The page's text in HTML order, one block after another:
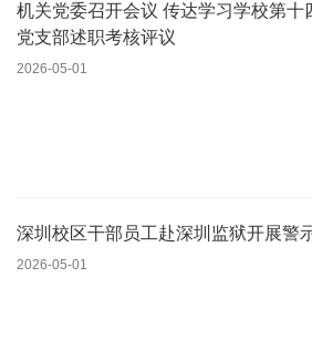
机关党委召开会议 传达学习学校第十
党支部述职考核评议
2026-05-01
深圳校区干部员工赴深圳监狱开展警
2026-05-01